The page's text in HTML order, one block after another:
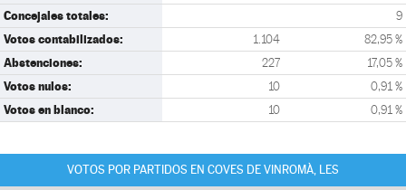
Concejales totales: 9
Votos contabilizados: 1.104 82,95 %
Abstenciones: 227 17,05 %
Votos nulos: 10 0,91 %
Votos en blanco: 10 0,91 %
VOTOS POR PARTIDOS EN COVES DE VINROMÀ, LES